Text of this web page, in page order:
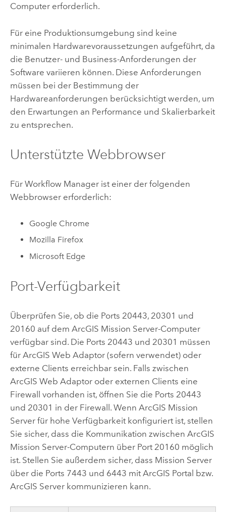
Computer erforderlich.
Für eine Produktionsumgebung sind keine
minimalen Hardwarevoraussetzungen aufgeführt, da
die Benutzer- und Business-Anforderungen der
Software variieren können. Diese Anforderungen
müssen bei der Bestimmung der
Hardwareanforderungen berücksichtigt werden, um
den Erwartungen an Performance und Skalierbarkeit
zu entsprechen.
Unterstützte Webbrowser
Für Workflow Managerist einer der folgenden
Webbrowser erforderlich:
Google Chrome
Mozilla Firefox
Microsoft Edge
Port-Verfügbarkeit
Überprüfen Sie, ob die Ports 20443, 20301 und
20160 auf dem ArcGIS Mission Server-Computer
verfügbar sind. Die Ports 20443 und 20301 müssen
für ArcGIS Web Adaptor(sofern verwendet) oder
externe Clients erreichbar sein. Falls zwischen
ArcGIS Web Adaptoroder externen Clients eine
Firewall vorhanden ist, öffnen Sie die Ports 20443
und 20301 in der Firewall. Wenn ArcGIS Mission
Serverfür hohe Verfügbarkeit konfiguriert ist, stellen
Sie sicher, dass die Kommunikation zwischen ArcGIS
Mission Server-Computern über Port 20160 möglich
ist. Stellen Sie außerdem sicher, dass Mission Server
über die Ports 7443 und 6443 mit ArcGIS Portal bzw.
ArcGIS Server kommunizieren kann.